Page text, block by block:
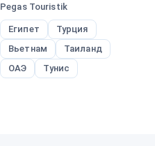
Pegas Touristik
Египет
Турция
Вьетнам
Таиланд
ОАЭ
Тунис